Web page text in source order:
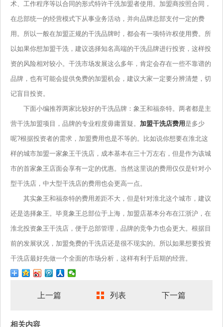
术、工作程序等以合同的形式特许干洗加盟者使用。加盟商按照合同，
在总部统一的经营模式下从事业务活动，并向品牌总部支付一定的费
用。所以一般在加盟正规的干洗品牌时，都会有一项特许权使用费。所
以如果你想加盟干洗，建议选择知名高端的干洗品牌进行投资，这样投
资的风险相对较小。干洗市场发展这么多年，肯定会存在一些不靠谱的
品牌，也有可能会提供免费的加盟机会，建议大家一定要分辨清楚，切
记盲目投资。
下面小编推荐两家比较好的干洗品牌：象王和福奈特。两者都是主
营干洗加盟项目，品牌的专业程度毋庸置疑。 加盟干洗店费用 是多少
呢?根据投资者的需求，加盟费用也是不等的。比如说你想要在淮北这
样的城市加盟一家象王干洗店，成本基本在三十万左右，但是作为该城
市的首家象王店面会享有一定的优惠。当然这里说的费用仅仅是针对小
型干洗店，中大型干洗店的费用也会更高一点。
其实象王和福奈特的费用差距不大，但是针对淮北这个城市，建议
还是选择象王。毕竟象王总部位于上海，加盟店基本分布在江浙沪，在
淮北投资象王干洗店，便于总部管理，品牌的竞争力也会更大。根据目
前的发展状况，加盟免费的干洗店还是很不现实的。所以如果想要投资
干洗店最好先做一个全面的市场分析，这样有利于后期的经营。
上一篇 列表 下一篇
相关内容